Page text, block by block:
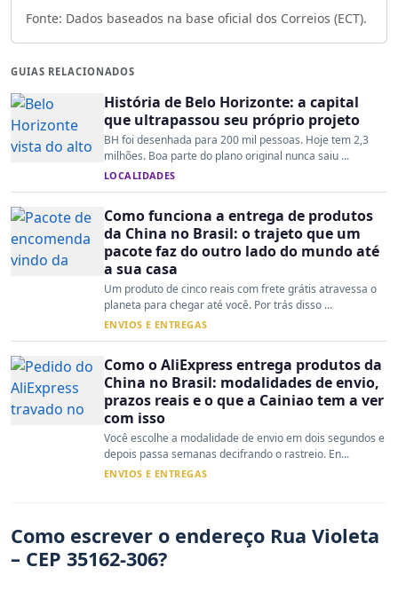
Fonte: Dados baseados na base oficial dos Correios (ECT).
GUIAS RELACIONADOS
História de Belo Horizonte: a capital
que ultrapassou seu próprio projeto
BH foi desenhada para 200 mil pessoas. Hoje tem 2,3
milhões. Boa parte do plano original nunca saiu ...
LOCALIDADES
Como funciona a entrega de produtos
da China no Brasil: o trajeto que um
pacote faz do outro lado do mundo até
a sua casa
Um produto de cinco reais com frete grátis atravessa o
planeta para chegar até você. Por trás disso ...
ENVIOS E ENTREGAS
Como o AliExpress entrega produtos da
China no Brasil: modalidades de envio,
prazos reais e o que a Cainiao tem a ver
com isso
Você escolhe a modalidade de envio em dois segundos e
depois passa semanas decifrando o rastreio. En...
ENVIOS E ENTREGAS
Como escrever o endereço Rua Violeta
– CEP 35162-306?